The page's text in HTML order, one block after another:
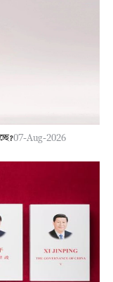
07-Aug-2026